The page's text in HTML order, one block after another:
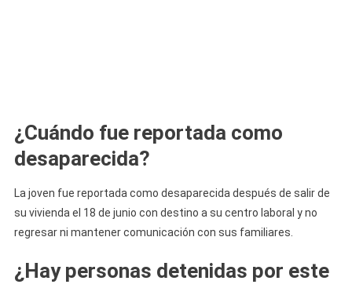
¿Cuándo fue reportada como
desaparecida?
La joven fue reportada como desaparecida después de salir de
su vivienda el 18 de junio con destino a su centro laboral y no
regresar ni mantener comunicación con sus familiares.
¿Hay personas detenidas por este